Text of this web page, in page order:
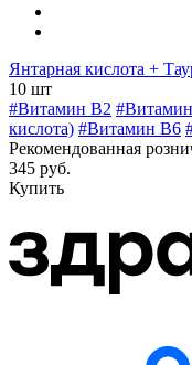
Янтарная кислота +
10 шт
#Витамин B2
кислота) #Витамин B6
Рекомендованная
345 руб.
Купить